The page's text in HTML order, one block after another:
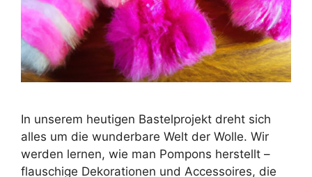
In unserem heutigen Bastelprojekt dreht sich
alles um die wunderbare Welt der Wolle. Wir
werden lernen, wie man Pompons herstellt –
flauschige Dekorationen und Accessoires, die